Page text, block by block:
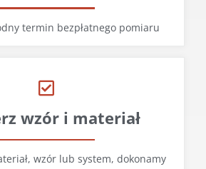
termin bezpłatnego pomiaru
wzór i materiał
wzór lub system, dokonamy